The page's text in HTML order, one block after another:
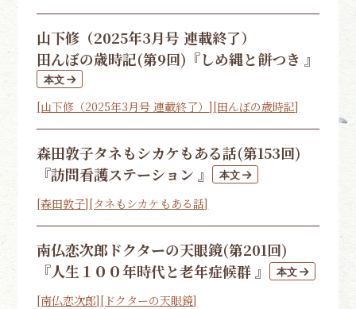
山下修（2025年3月号 連載終了）
田んぼの歳時記(第9回) 『しめ縄と餅つき 』
[山下修（2025年3月号 連載終了）][田んぼの歳時記]
森田敦子タネもシカケもある話(第153回)
『訪問看護ステーション 』
[森田敦子][タネもシカケもある話]
南仏恋次郎ドクターの天眼鏡(第201回)
『人生１００年時代と老年症候群 』
[南仏恋次郎][ドクターの天眼鏡]